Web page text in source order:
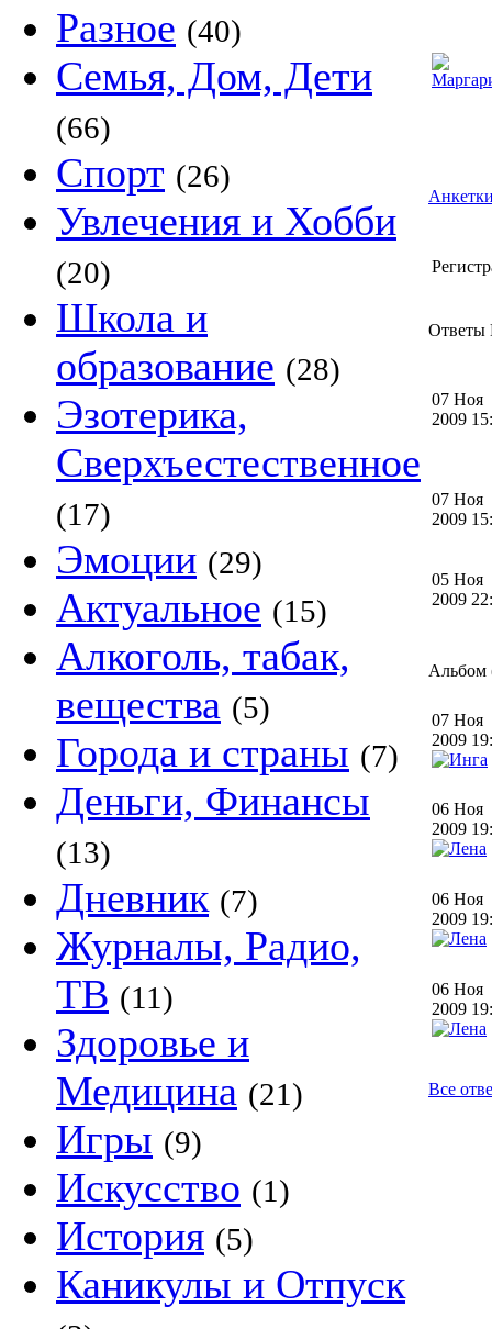
Разное (40)
Семья, Дом, Дети
(66)
Спорт (26)
Увлечения и Хобби
(20)
Школа и
образование (28)
Эзотерика,
Сверхъестественное
(17)
Эмоции (29)
Актуальное (15)
Алкоголь, табак,
вещества (5)
Города и страны (7)
Деньги, Финансы
(13)
Дневник (7)
Журналы, Радио,
ТВ (11)
Здоровье и
Медицина (21)
Игры (9)
Искусство (1)
История (5)
Каникулы и Отпуск
Ответы
07 Ноя
2009
07 Ноя
2009
05 Ноя
2009
Альбом
07 Ноя
2009
06 Ноя
2009
06 Ноя
2009
06 Ноя
2009
Все